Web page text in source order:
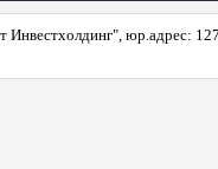
Инвестхолдинг", юр.адрес: